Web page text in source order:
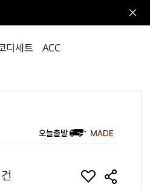
디세트 ACC